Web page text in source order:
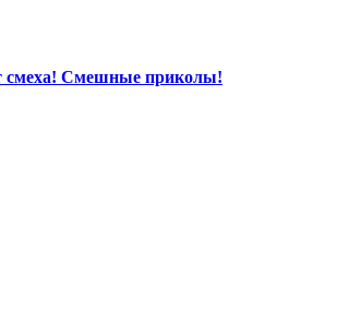
смеха! Смешные приколы!